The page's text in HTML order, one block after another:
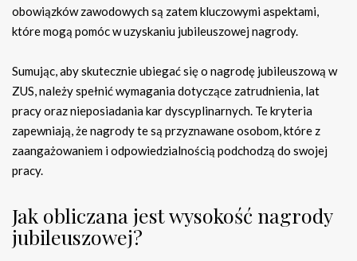
obowiązków zawodowych są zatem kluczowymi aspektami,
które mogą pomóc w uzyskaniu jubileuszowej nagrody.
Sumując, aby skutecznie ubiegać się o nagrodę jubileuszową w
ZUS, należy spełnić wymagania dotyczące zatrudnienia, lat
pracy oraz nieposiadania kar dyscyplinarnych. Te kryteria
zapewniają, że nagrody te są przyznawane osobom, które z
zaangażowaniem i odpowiedzialnością podchodzą do swojej
pracy.
Jak obliczana jest wysokość nagrody
jubileuszowej?